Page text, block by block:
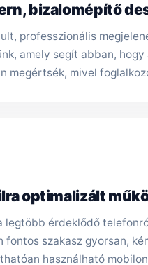
bizalomépítő
professzionális
amely segít abban,
megértsék, mivel
optimalizált
legtöbb érdeklődő
fontos szakasz gyorsan,
használható